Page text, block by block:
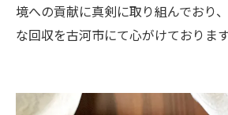
境への貢献に真剣に取り組んでおり
な回収を古河市にて心がけております